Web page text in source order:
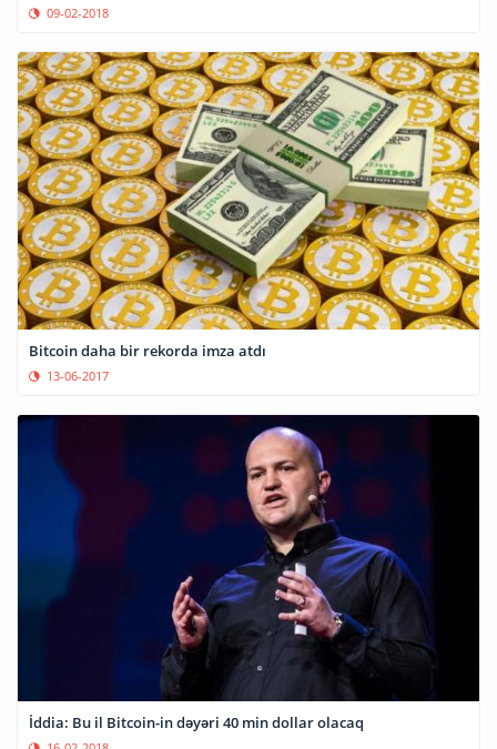
09-02-2018
Bitcoin daha bir rekorda imza atdı
13-06-2017
İddia: Bu il Bitcoin-in dəyəri 40 min dollar olacaq